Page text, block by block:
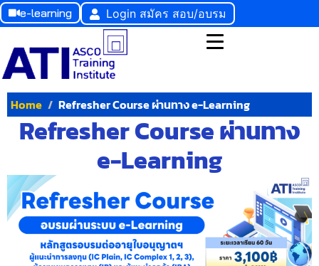
e-learning Login สมัคร สอบ/อบรม
Home Refresher Course ผ่านทาง e-Learning
Refresher Course ผ่านทาง
e-Learning